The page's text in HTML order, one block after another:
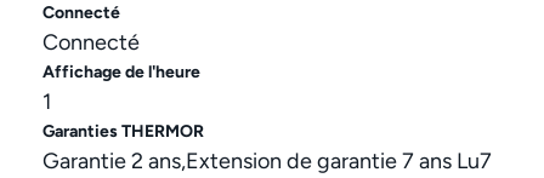
Connecté
Connecté
Affichage de l'heure
1
Garanties THERMOR
Garantie 2 ans,Extension de garantie 7 ans Lu7